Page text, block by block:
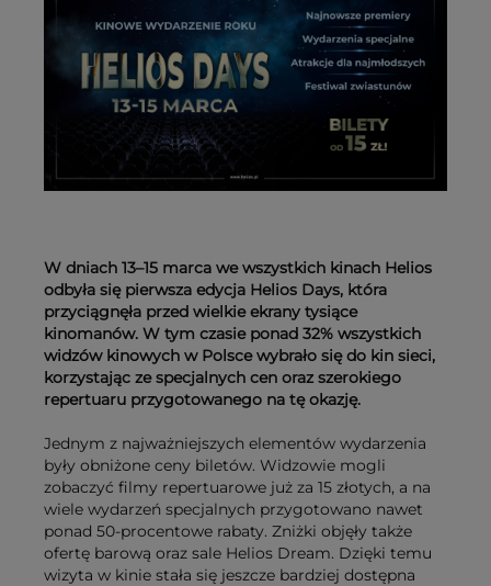
W dniach 13–15 marca we wszystkich kinach Helios
odbyła się pierwsza edycja Helios Days, która
przyciągnęła przed wielkie ekrany tysiące
kinomanów. W tym czasie ponad 32% wszystkich
widzów kinowych w Polsce wybrało się do kin sieci,
korzystając ze specjalnych cen oraz szerokiego
repertuaru przygotowanego na tę okazję.
Jednym z najważniejszych elementów wydarzenia
były obniżone ceny biletów. Widzowie mogli
zobaczyć filmy repertuarowe już za 15 złotych, a na
wiele wydarzeń specjalnych przygotowano nawet
ponad 50-procentowe rabaty. Zniżki objęły także
ofertę barową oraz sale Helios Dream. Dzięki temu
wizyta w kinie stała się jeszcze bardziej dostępna